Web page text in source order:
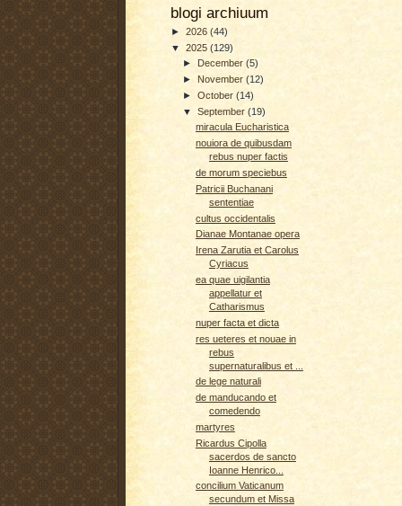
blogi archiuum
► 2026 (44)
▼ 2025 (129)
►
December(5)
►November(12)
►October(14)
▼September(19)
miracula Eucharistica
nouiora de quibusdam
rebus nuper factis
de morum speciebus
Patricii Buchanani
sententiae
cultus occidentalis
Dianae Montanae opera
Irena Zarutia et Carolus
Cyriacus
ea quae uigilantia
appellatur et
Catharismus
nuper facta et dicta
res ueteres et nouae in
rebus
supernaturalibus et ...
de lege naturali
de manducando et
comedendo
martyres
Ricardus Cipolla
sacerdos de sancto
Ioanne Henrico...
concilium Vaticanum
secundum et Missa